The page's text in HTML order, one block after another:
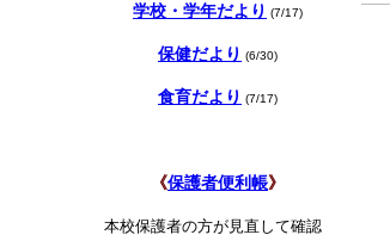
学校・学年だより (7/17)
保健だより (6/30)
食育だより (7/17)
《保護者便利帳》
本校保護者の方が見直して確認